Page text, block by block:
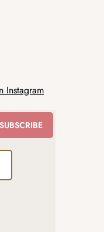
Instagram
SUBSCRIBE